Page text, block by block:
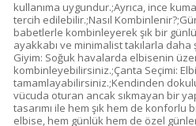
kullanıma uygundur.;Ayrıca, ince
tercih edilebilir.;Nasıl
babetlerle kombinleyerek şık bir
ayakkabı ve minimalist takılarla
Giyim: Soğuk havalarda elbisenin
kombinleyebilirsiniz.;Çanta Seçimi:
tamamlayabilirsiniz.;Kendinden
vücuda oturan ancak sıkmayan bir
tasarımı ile hem şık hem de konforlu
elbise, hem günlük hem de özel